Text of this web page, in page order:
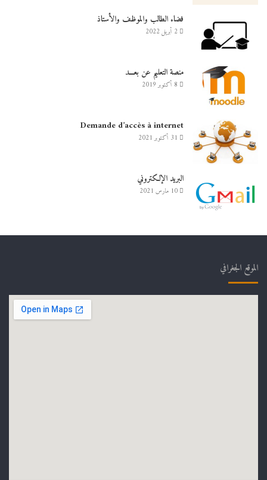
فضاء الطالب والموظف والأستاذ
2 أبريل 2022
منصة التعليم عن بعـــد
8 أكتوبر 2019
Demande d’accès à internet
31 أكتوبر 2021
البريد الإلكتروني
10 مارس 2021
الموقع الجغرافي